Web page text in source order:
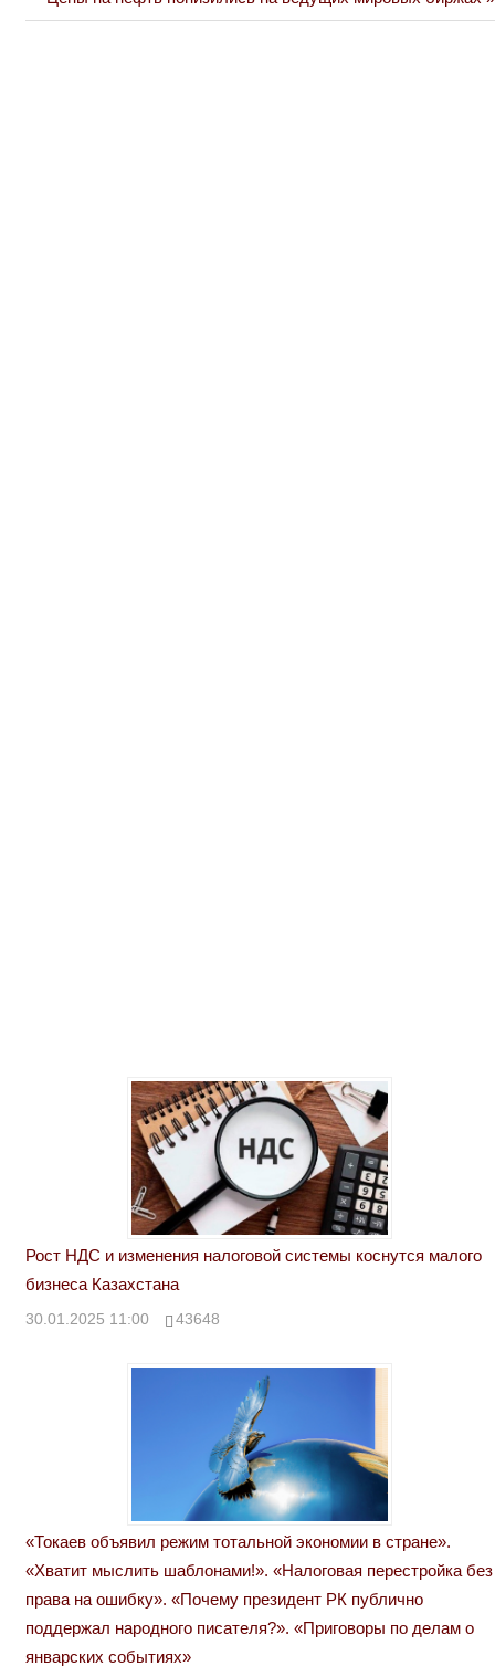
Post:
Рост НДС и изменения налоговой системы коснутся малого
бизнеса Казахстана
30.01.2025 11:00 43648
«Токаев объявил режим тотальной экономии в стране».
«Хватит мыслить шаблонами!». «Налоговая перестройка без
права на ошибку». «Почему президент РК публично
поддержал народного писателя?». «Приговоры по делам о
январских событиях»